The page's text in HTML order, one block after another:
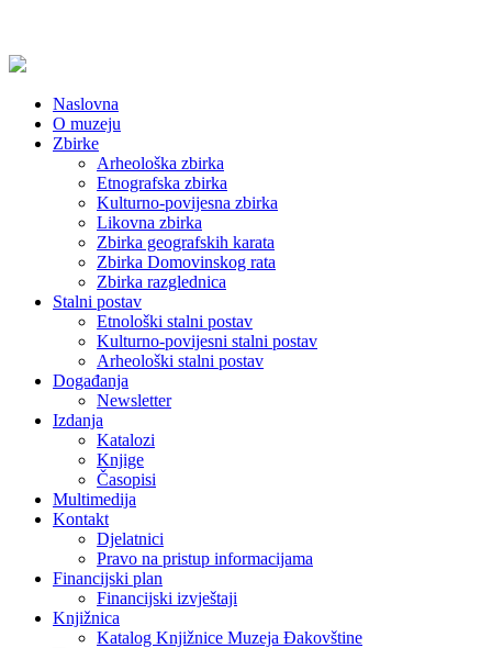
Naslovna
O muzeju
Zbirke
Arheološka zbirka
Etnografska zbirka
Kulturno-povijesna zbirka
Likovna zbirka
Zbirka geografskih karata
Zbirka Domovinskog rata
Zbirka razglednica
Stalni postav
Etnološki stalni postav
Kulturno-povijesni stalni postav
Arheološki stalni postav
Događanja
Newsletter
Izdanja
Katalozi
Knjige
Časopisi
Multimedija
Kontakt
Djelatnici
Pravo na pristup informacijama
Financijski plan
Financijski izvještaji
Knjižnica
Katalog Knjižnice Muzeja Đakovštine